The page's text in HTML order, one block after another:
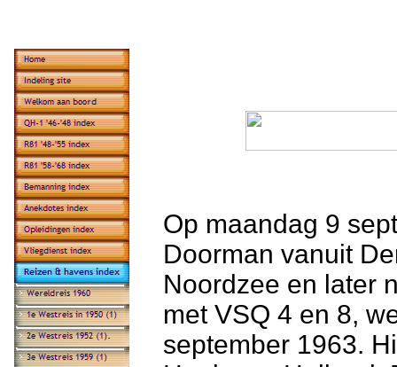
Op maandag 9
Doorman vanuit
Noordzee en later
met VSQ 4 en 8,
september 1963.